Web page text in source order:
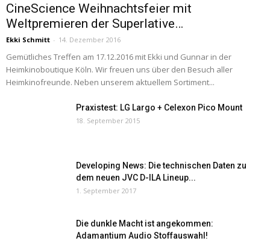
CineScience Weihnachtsfeier mit
Weltpremieren der Superlative…
Ekki Schmitt - 14. Dezember 2016
Gemütliches Treffen am 17.12.2016 mit Ekki und Gunnar in der
Heimkinoboutique Köln. Wir freuen uns über den Besuch aller
Heimkinofreunde. Neben unserem aktuellem Sortiment...
Praxistest: LG Largo + Celexon Pico Mount
18. September 2015
Developing News: Die technischen Daten zu
dem neuen JVC D-ILA Lineup...
1. September 2017
Die dunkle Macht ist angekommen:
Adamantium Audio Stoffauswahl!